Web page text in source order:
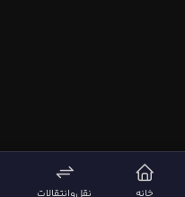
خانه نقل‌وانتقالات